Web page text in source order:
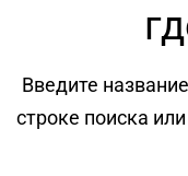
Введите
строке поиска